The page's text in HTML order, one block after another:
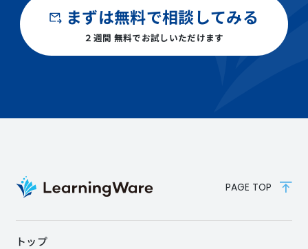
まずは無料で相談してみる
２週間 無料でお試しいただけます
PAGE TOP
トップ